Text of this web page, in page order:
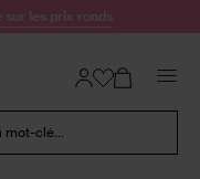
sur les prix ronds
mot-clé...